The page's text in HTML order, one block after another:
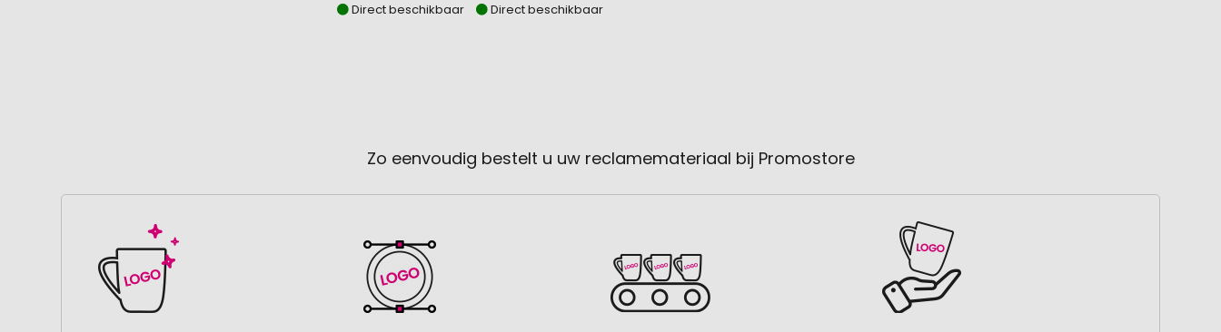
Direct beschikbaar Direct beschikbaar
Zo eenvoudig bestelt u uw reclamemateriaal bij Promostore